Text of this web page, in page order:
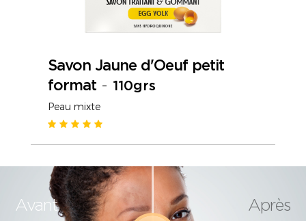
Savon Jaune d'Oeuf petit
format- 110grs
Peau mixte
Avant Après